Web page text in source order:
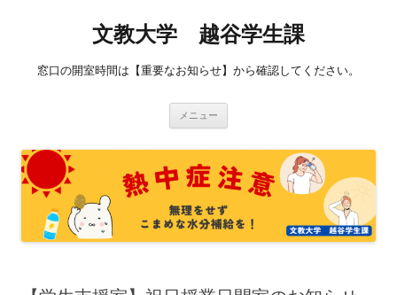
文教大学 越谷学生課
窓口の開室時間は【重要なお知らせ】から確認してください。
メニュー